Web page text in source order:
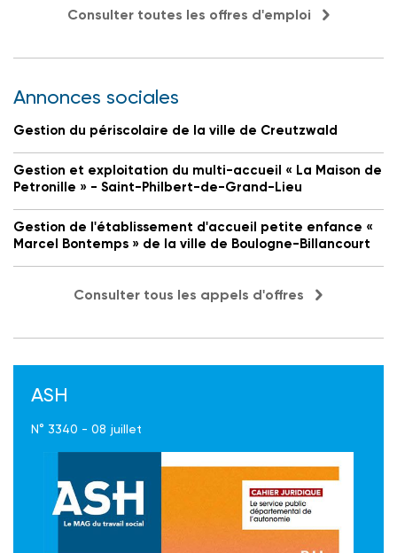
Consulter toutes les offres d'emploi
Annonces sociales
Gestion du périscolaire de la ville de Creutzwald
Gestion et exploitation du multi-accueil « La Maison de
Petronille » - Saint-Philbert-de-Grand-Lieu
Gestion de l'établissement d'accueil petite enfance «
Marcel Bontemps » de la ville de Boulogne-Billancourt
Consulter tous les appels d'offres
ASH
N° 3340 - 08 juillet